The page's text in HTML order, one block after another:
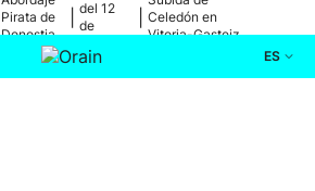
Pirata de
Donostia
del 12
de
Celedón en
Vitoria-Gasteiz
ES